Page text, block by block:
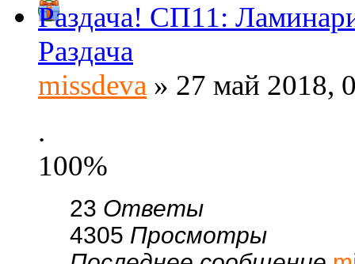
Раздача! СП11:
Раздача
missdeva » 27 май 2018,
.
100%
23 Ответы
4305 Просмотры